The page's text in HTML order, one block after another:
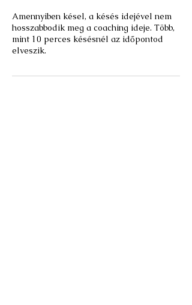
Amennyiben késel, a késés idejével nem
hosszabbodik meg a coaching ideje. Több,
mint 10 perces késésnél az időpontod
elveszik.